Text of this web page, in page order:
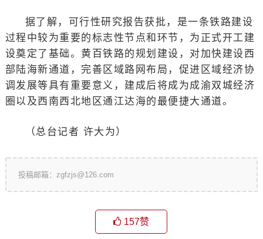
据了解，可行性研究报告获批，是一条铁路建设
过程中较为重要的标志性节点和环节，为正式开工建
设奠定了基础。黄百铁路的规划建设，对加快建设西
部陆海新通道，完善区域路网布局，促进区域经济协
调发展等具有重要意义，建成后将成为成渝双城经济
圈以及西南西北地区通江达海的最便捷大通道。
（总台记者 许大为）
投稿邮箱：zgfzjs@126.com
157赞